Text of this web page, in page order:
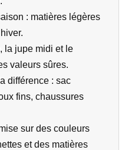
: matières légères
la jupe midi et le
valeurs sûres.
différence : sac
fins, chaussures
sur des couleurs
et des matières